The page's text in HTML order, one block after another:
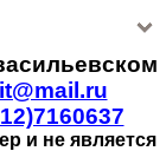
и не является